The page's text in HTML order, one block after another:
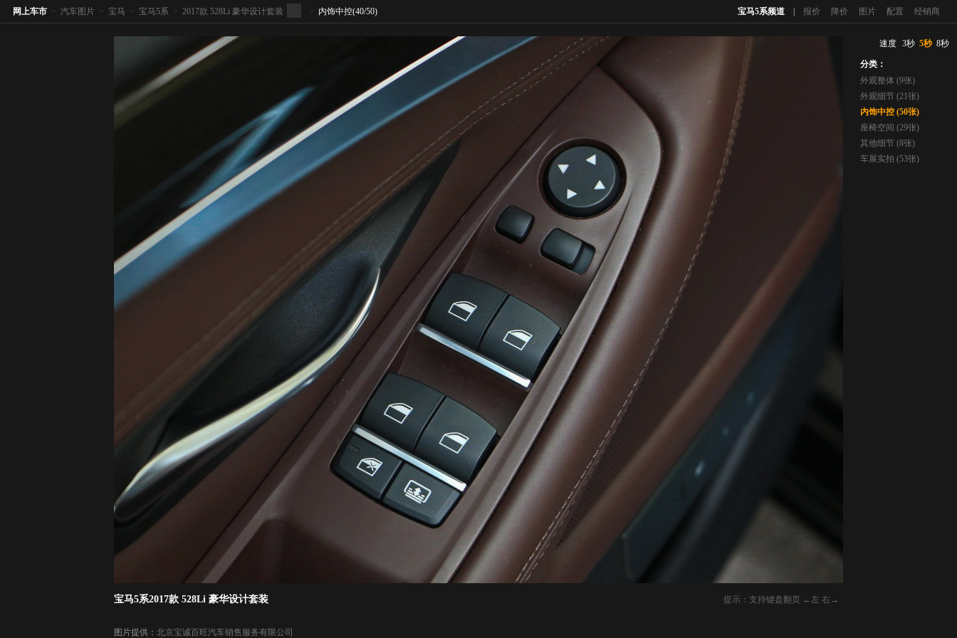
宝马5系频道 报价 降价 图片 配置 经销商
网上车市 > 汽车图片 > 宝马 > 宝马5系 > 2017款 528Li 豪华设计套装 > 内饰中控(40/50)
提示：支持键盘翻页 ←左 右→
宝马5系2017款 528Li 豪华设计套装
图片提供： 北京宝诚百旺汽车销售服务有限公司
速度 3秒 5秒 8秒
分类：
外观整体 (9张)
外观细节 (21张)
内饰中控 (50张)
座椅空间 (29张)
其他细节 (8张)
车展实拍 (53张)